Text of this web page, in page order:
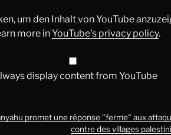
um den Inhalt von YouTube
more inYouTube’s privacy policy.
display content from YouTube
promet une réponse "ferme" aux
contre des villages